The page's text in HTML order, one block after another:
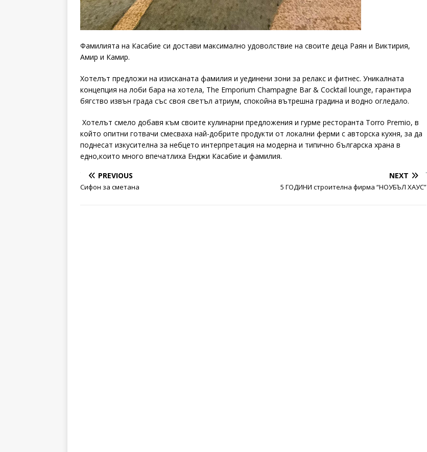
Фамилията на Касабие си достави максимално удоволствие на своите деца Раян и Виктирия,
Амир и Камир.
Хотелът предложи на изисканата фамилия и уединени зони за релакс и фитнес. Уникалната
концепция на лоби бара на хотела, The Emporium Champagne Bar & Cocktail lounge, гарантира
бягство извън града със своя светъл атриум, спокойна вътрешна градина и водно огледало.
Хотелът смело добавя към своите кулинарни предложения и гурме ресторанта Torro Premio, в
който опитни готвачи смесваха най-добрите продукти от локални ферми с авторска кухня, за да
поднесат изкусителна за небцето интерпретация на модерна и типично българска храна в
едно,които много впечатлиха Енджи Касабие и фамилия.
PREVIOUS
Сифон за сметана
NEXT
5 ГОДИНИ строителна фирма “НОУБЪЛ ХАУС”